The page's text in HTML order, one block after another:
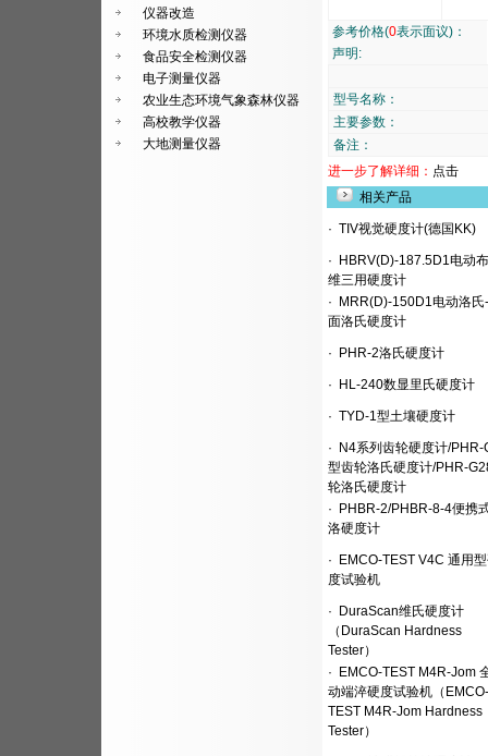
仪器改造
环境水质检测仪器
食品安全检测仪器
电子测量仪器
农业生态环境气象森林仪器
高校教学仪器
大地测量仪器
参考价格(0表示面议)：
声明:
型号名称：
主要参数：
备注：
进一步了解详细： 点击
相关产品
· TIV视觉硬度计(德国KK)
· HBRV(D)-187.5D1电动
维三用硬度计
· MRR(D)-150D1电动洛氏
面洛氏硬度计
· PHR-2洛氏硬度计
· HL-240数显里氏硬度计
· TYD-1型土壤硬度计
· N4系列齿轮硬度计/PHR-
型齿轮洛氏硬度计/PHR-
轮洛氏硬度计
· PHBR-2/PHBR-8-4便携
洛硬度计
· EMCO-TEST V4C 通用
度试验机
· DuraScan维氏硬度计
（DuraScan Hardness
Tester）
· EMCO-TEST M4R-Jom
动端淬硬度试验机（EMCO-
TEST M4R-Jom Hardness
Tester）